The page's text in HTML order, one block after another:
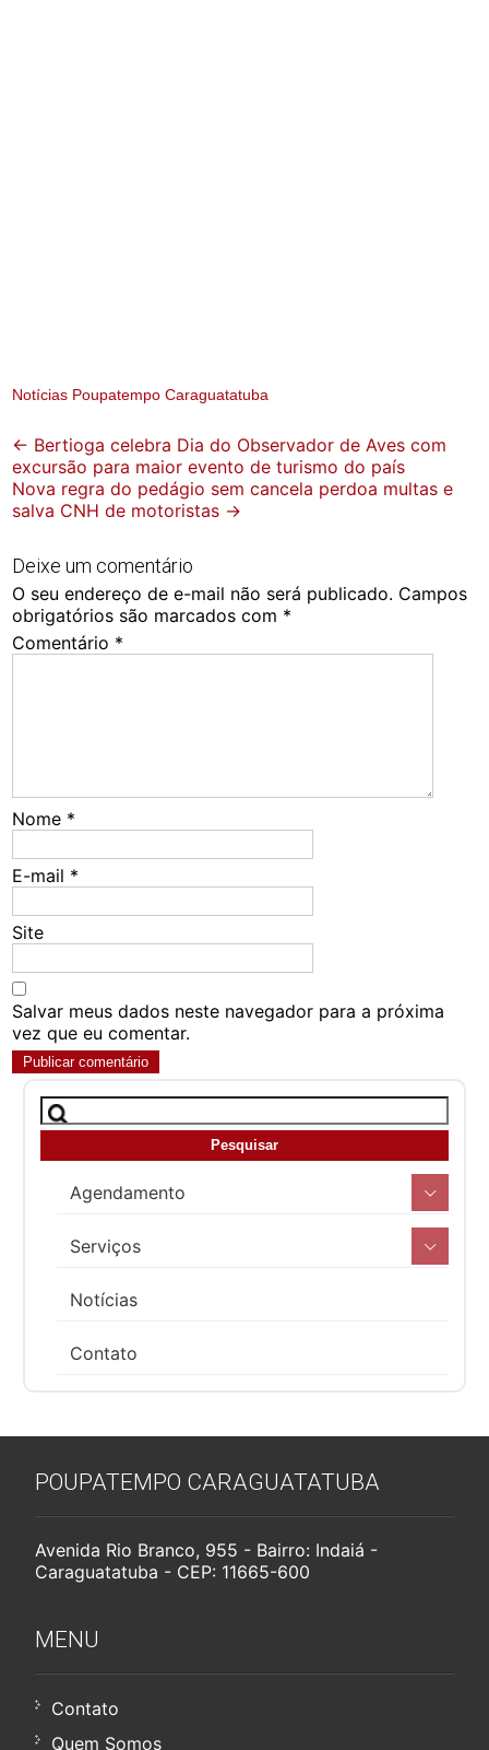
Notícias Poupatempo Caraguatatuba
Post
navigation
← Bertioga celebra Dia do Observador de Aves com
excursão para maior evento de turismo do país
Nova regra do pedágio sem cancela perdoa multas e
salva CNH de motoristas →
Deixe um comentário
O seu endereço de e-mail não será publicado. Campos
obrigatórios são marcados com *
Comentário *
Nome *
E-mail *
Site
Salvar meus dados neste navegador para a próxima
vez que eu comentar.
Agendamento
Serviços
Notícias
Contato
POUPATEMPO CARAGUATATUBA
Avenida Rio Branco, 955 - Bairro: Indaiá -
Caraguatatuba - CEP: 11665-600
MENU
Contato
Quem Somos